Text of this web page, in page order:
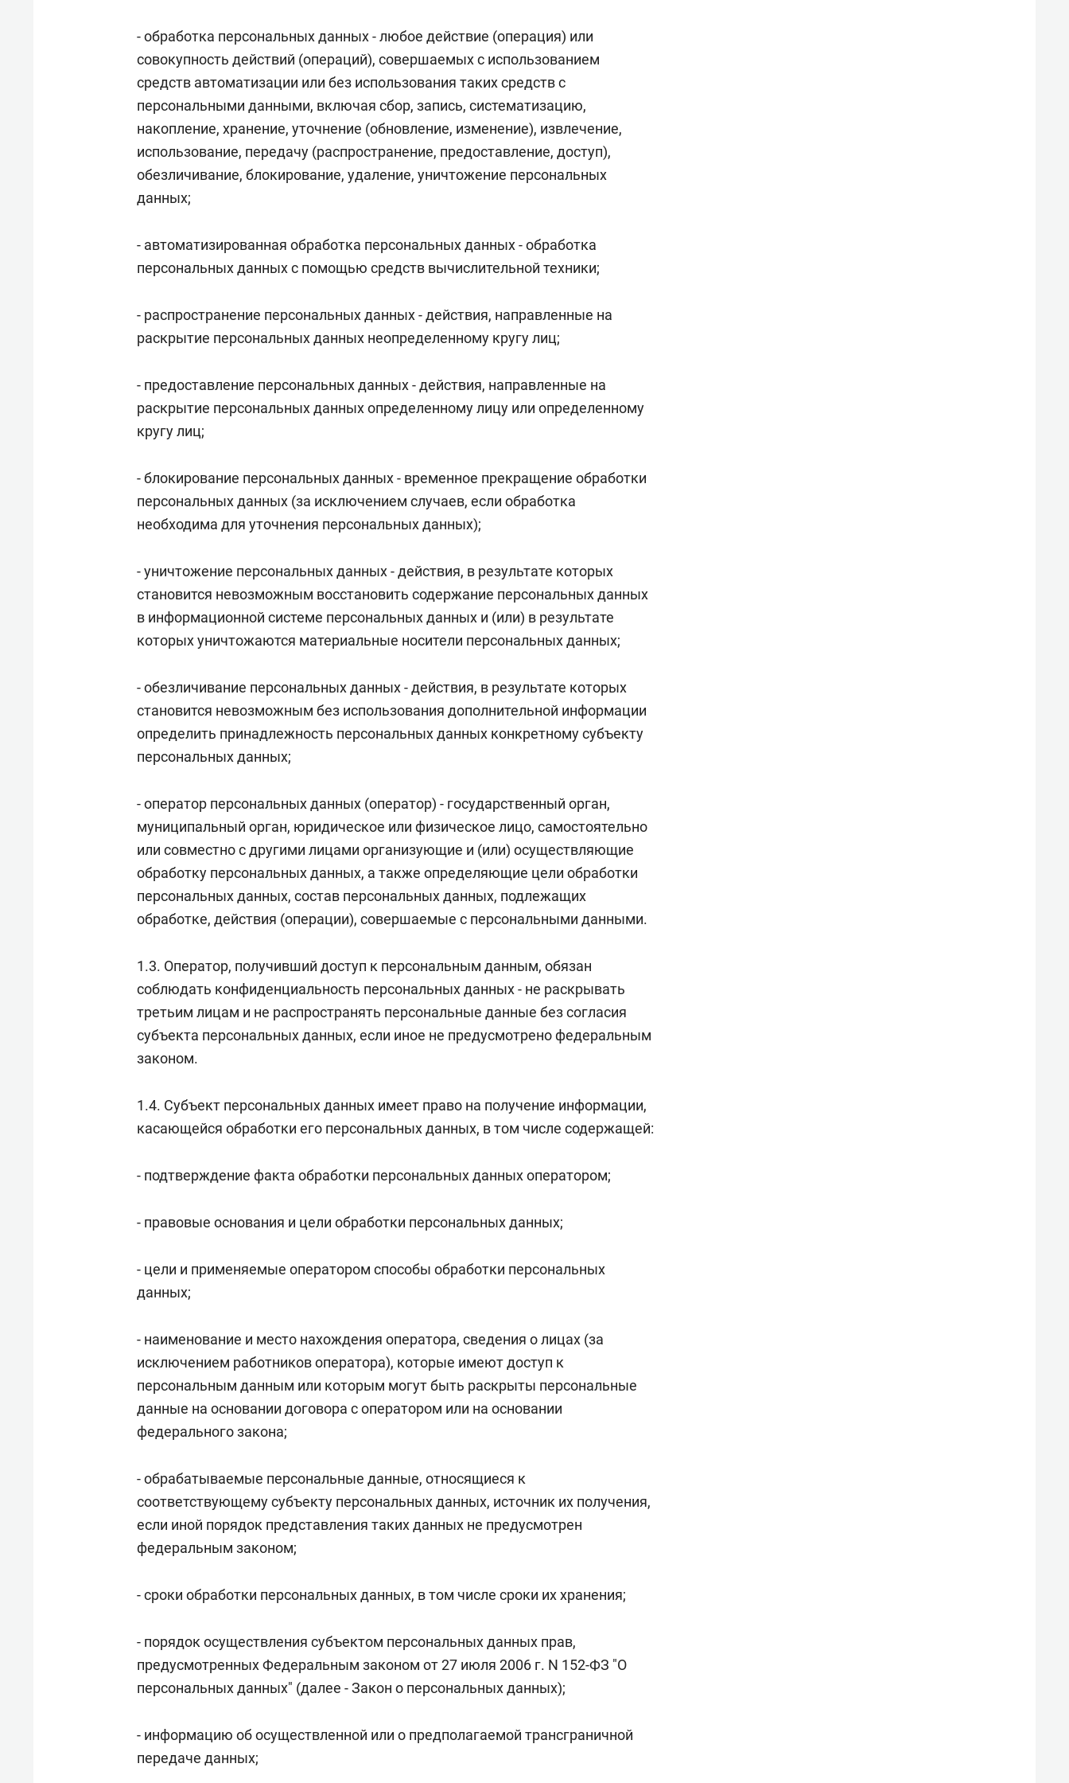
- обработка персональных данных - любое действие (операция) или
совокупность действий (операций), совершаемых с использованием
средств автоматизации или без использования таких средств с
персональными данными, включая сбор, запись, систематизацию,
накопление, хранение, уточнение (обновление, изменение), извлечение,
использование, передачу (распространение, предоставление, доступ),
обезличивание, блокирование, удаление, уничтожение персональных
данных;
- автоматизированная обработка персональных данных - обработка
персональных данных с помощью средств вычислительной техники;
- распространение персональных данных - действия, направленные на
раскрытие персональных данных неопределенному кругу лиц;
- предоставление персональных данных - действия, направленные на
раскрытие персональных данных определенному лицу или определенному
кругу лиц;
- блокирование персональных данных - временное прекращение обработки
персональных данных (за исключением случаев, если обработка
необходима для уточнения персональных данных);
- уничтожение персональных данных - действия, в результате которых
становится невозможным восстановить содержание персональных данных
в информационной системе персональных данных и (или) в результате
которых уничтожаются материальные носители персональных данных;
- обезличивание персональных данных - действия, в результате которых
становится невозможным без использования дополнительной информации
определить принадлежность персональных данных конкретному субъекту
персональных данных;
- оператор персональных данных (оператор) - государственный орган,
муниципальный орган, юридическое или физическое лицо, самостоятельно
или совместно с другими лицами организующие и (или) осуществляющие
обработку персональных данных, а также определяющие цели обработки
персональных данных, состав персональных данных, подлежащих
обработке, действия (операции), совершаемые с персональными данными.
1.3. Оператор, получивший доступ к персональным данным, обязан
соблюдать конфиденциальность персональных данных - не раскрывать
третьим лицам и не распространять персональные данные без согласия
субъекта персональных данных, если иное не предусмотрено федеральным
законом.
1.4. Субъект персональных данных имеет право на получение информации,
касающейся обработки его персональных данных, в том числе содержащей:
- подтверждение факта обработки персональных данных оператором;
- правовые основания и цели обработки персональных данных;
- цели и применяемые оператором способы обработки персональных
данных;
- наименование и место нахождения оператора, сведения о лицах (за
исключением работников оператора), которые имеют доступ к
персональным данным или которым могут быть раскрыты персональные
данные на основании договора с оператором или на основании
федерального закона;
- обрабатываемые персональные данные, относящиеся к
соответствующему субъекту персональных данных, источник их получения,
если иной порядок представления таких данных не предусмотрен
федеральным законом;
- сроки обработки персональных данных, в том числе сроки их хранения;
- порядок осуществления субъектом персональных данных прав,
предусмотренных Федеральным законом от 27 июля 2006 г. N 152-ФЗ "О
персональных данных" (далее - Закон о персональных данных);
- информацию об осуществленной или о предполагаемой трансграничной
передаче данных;